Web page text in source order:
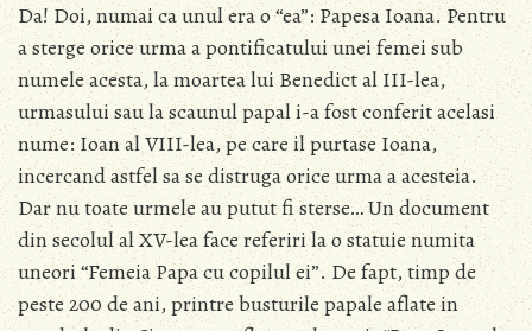
Da! Doi, numai ca unul era o “ea”: Papesa Ioana. Pentru
a sterge orice urma a pontificatului unei femei sub
numele acesta, la moartea lui Benedict al III-lea,
urmasului sau la scaunul papal i-a fost conferit acelasi
nume: Ioan al VIII-lea, pe care il purtase Ioana,
incercand astfel sa se distruga orice urma a acesteia.
Dar nu toate urmele au putut fi sterse… Un document
din secolul al XV-lea face referiri la o statuie numita
uneori “Femeia Papa cu copilul ei”. De fapt, timp de
peste 200 de ani, printre busturile papale aflate in